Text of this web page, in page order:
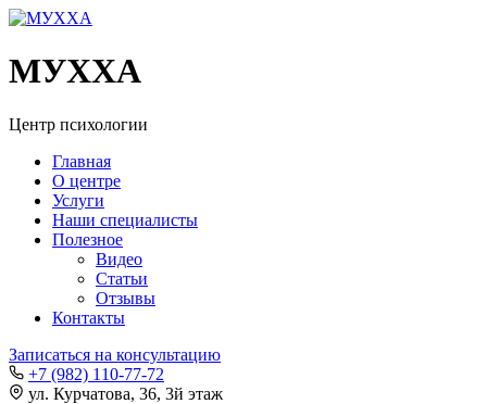
MУXXA
Центр психологии
Главная
О центре
Услуги
Наши специалисты
Полезное
Видео
Статьи
Отзывы
Контакты
Записаться на консультацию
+7 (982) 110-77-72
ул. Курчатова, 36, 3й этаж